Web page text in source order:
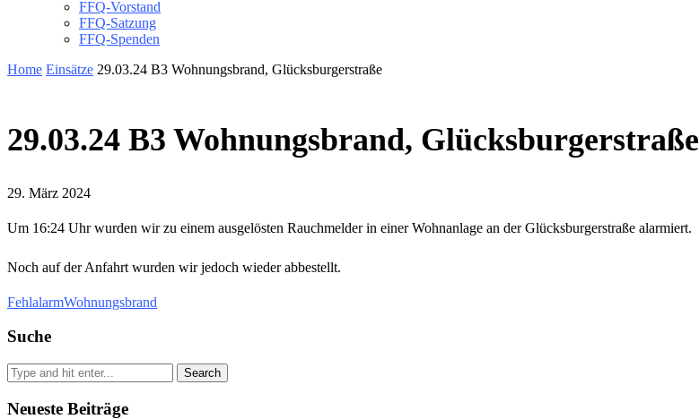
FFQ-Vorstand
FFQ-Satzung
FFQ-Spenden
Home Einsätze 29.03.24 B3 Wohnungsbrand, Glücksburgerstraße
29.03.24 B3 Wohnungsbrand, Glücksburgerstraße
29. März 2024
Um 16:24 Uhr wurden wir zu einem ausgelösten Rauchmelder in einer Wohnanlage an der Glücksburgerstraße alarmiert.
Noch auf der Anfahrt wurden wir jedoch wieder abbestellt.
FehlalarmWohnungsbrand
Suche
Search
Neueste Beiträge